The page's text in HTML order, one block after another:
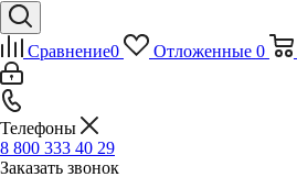
Сравнение0 Отложенные 0
Телефоны
8 800 333 40 29
Заказать звонок